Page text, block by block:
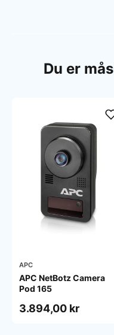
Du er
APC
APC NetBotz Camera
Pod 165
3.894,00 kr